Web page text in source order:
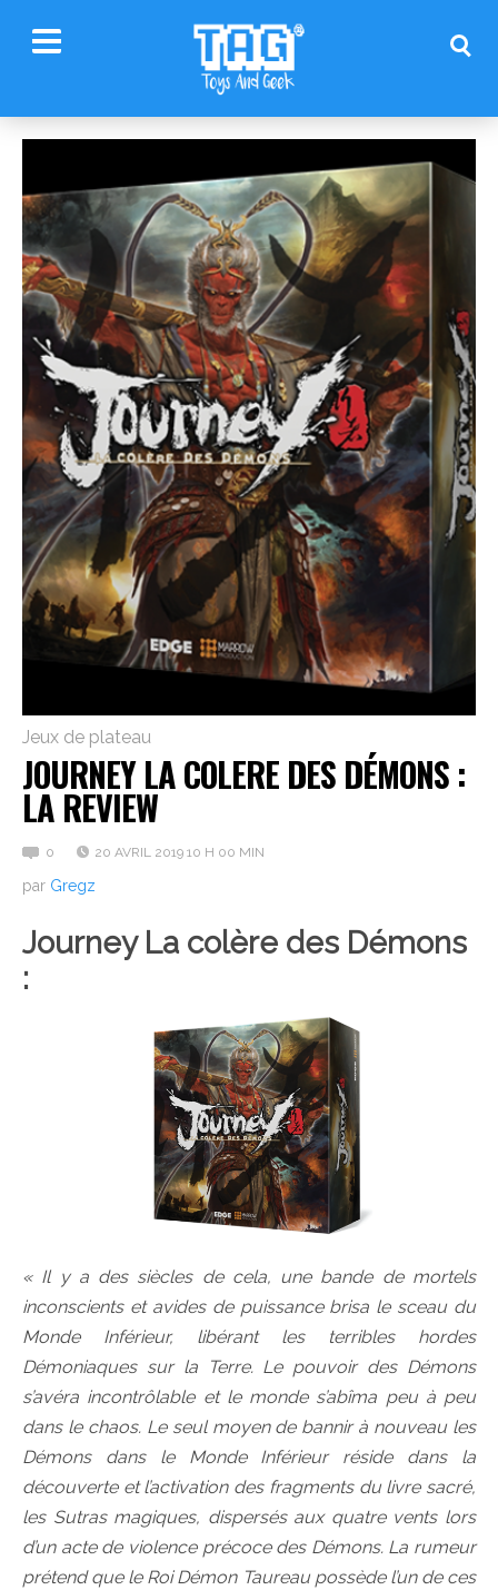
Jeux de plateau
JOURNEY LA COLERE DES DÉMONS :
LA REVIEW
0 20 AVRIL 2019 10 H 00 MIN
par Gregz
Journey La colère des Démons
:
« Il y a des siècles de cela, une bande de mortels
inconscients et avides de puissance brisa le sceau du
Monde Inférieur, libérant les terribles hordes
Démoniaques sur la Terre. Le pouvoir des Démons
s’avéra incontrôlable et le monde s’abîma peu à peu
dans le chaos. Le seul moyen de bannir à nouveau les
Démons dans le Monde Inférieur réside dans la
découverte et l’activation des fragments du livre sacré,
les Sutras magiques, dispersés aux quatre vents lors
d’un acte de violence précoce des Démons. La rumeur
prétend que le Roi Démon Taureau possède l’un de ces